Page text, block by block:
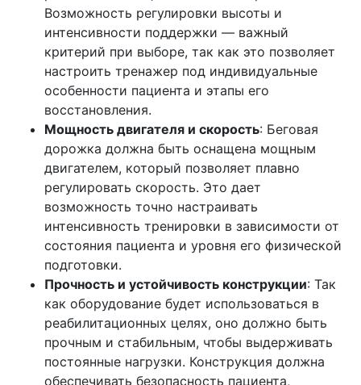
Возможность регулировки высоты и
интенсивности поддержки — важный
критерий при выборе, так как это позволяет
настроить тренажер под индивидуальные
особенности пациента и этапы его
восстановления.
Мощность двигателя и скорость: Беговая
дорожка должна быть оснащена мощным
двигателем, который позволяет плавно
регулировать скорость. Это дает
возможность точно настраивать
интенсивность тренировки в зависимости от
состояния пациента и уровня его физической
подготовки.
Прочность и устойчивость конструкции: Так
как оборудование будет использоваться в
реабилитационных целях, оно должно быть
прочным и стабильным, чтобы выдерживать
постоянные нагрузки. Конструкция должна
обеспечивать безопасность пациента,